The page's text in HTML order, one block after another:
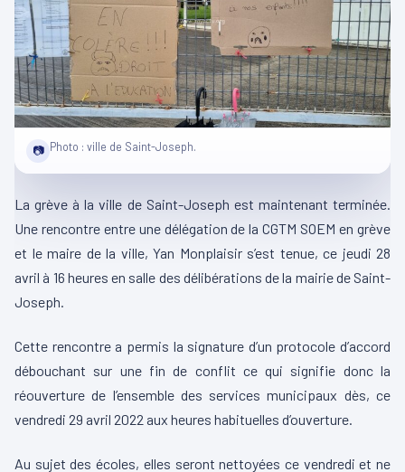
📷 Photo : ville de Saint-Joseph.
La grève à la ville de Saint-Joseph est maintenant terminée.
Une rencontre entre une délégation de la CGTM SOEM en grève
et le maire de la ville, Yan Monplaisir s’est tenue, ce jeudi 28
avril à 16 heures en salle des délibérations de la mairie de Saint-
Joseph.
Cette rencontre a permis la signature d’un protocole d’accord
débouchant sur une fin de conflit ce qui signifie donc la
réouverture de l’ensemble des services municipaux dès, ce
vendredi 29 avril 2022 aux heures habituelles d’ouverture.
Au sujet des écoles, elles seront nettoyées ce vendredi et ne